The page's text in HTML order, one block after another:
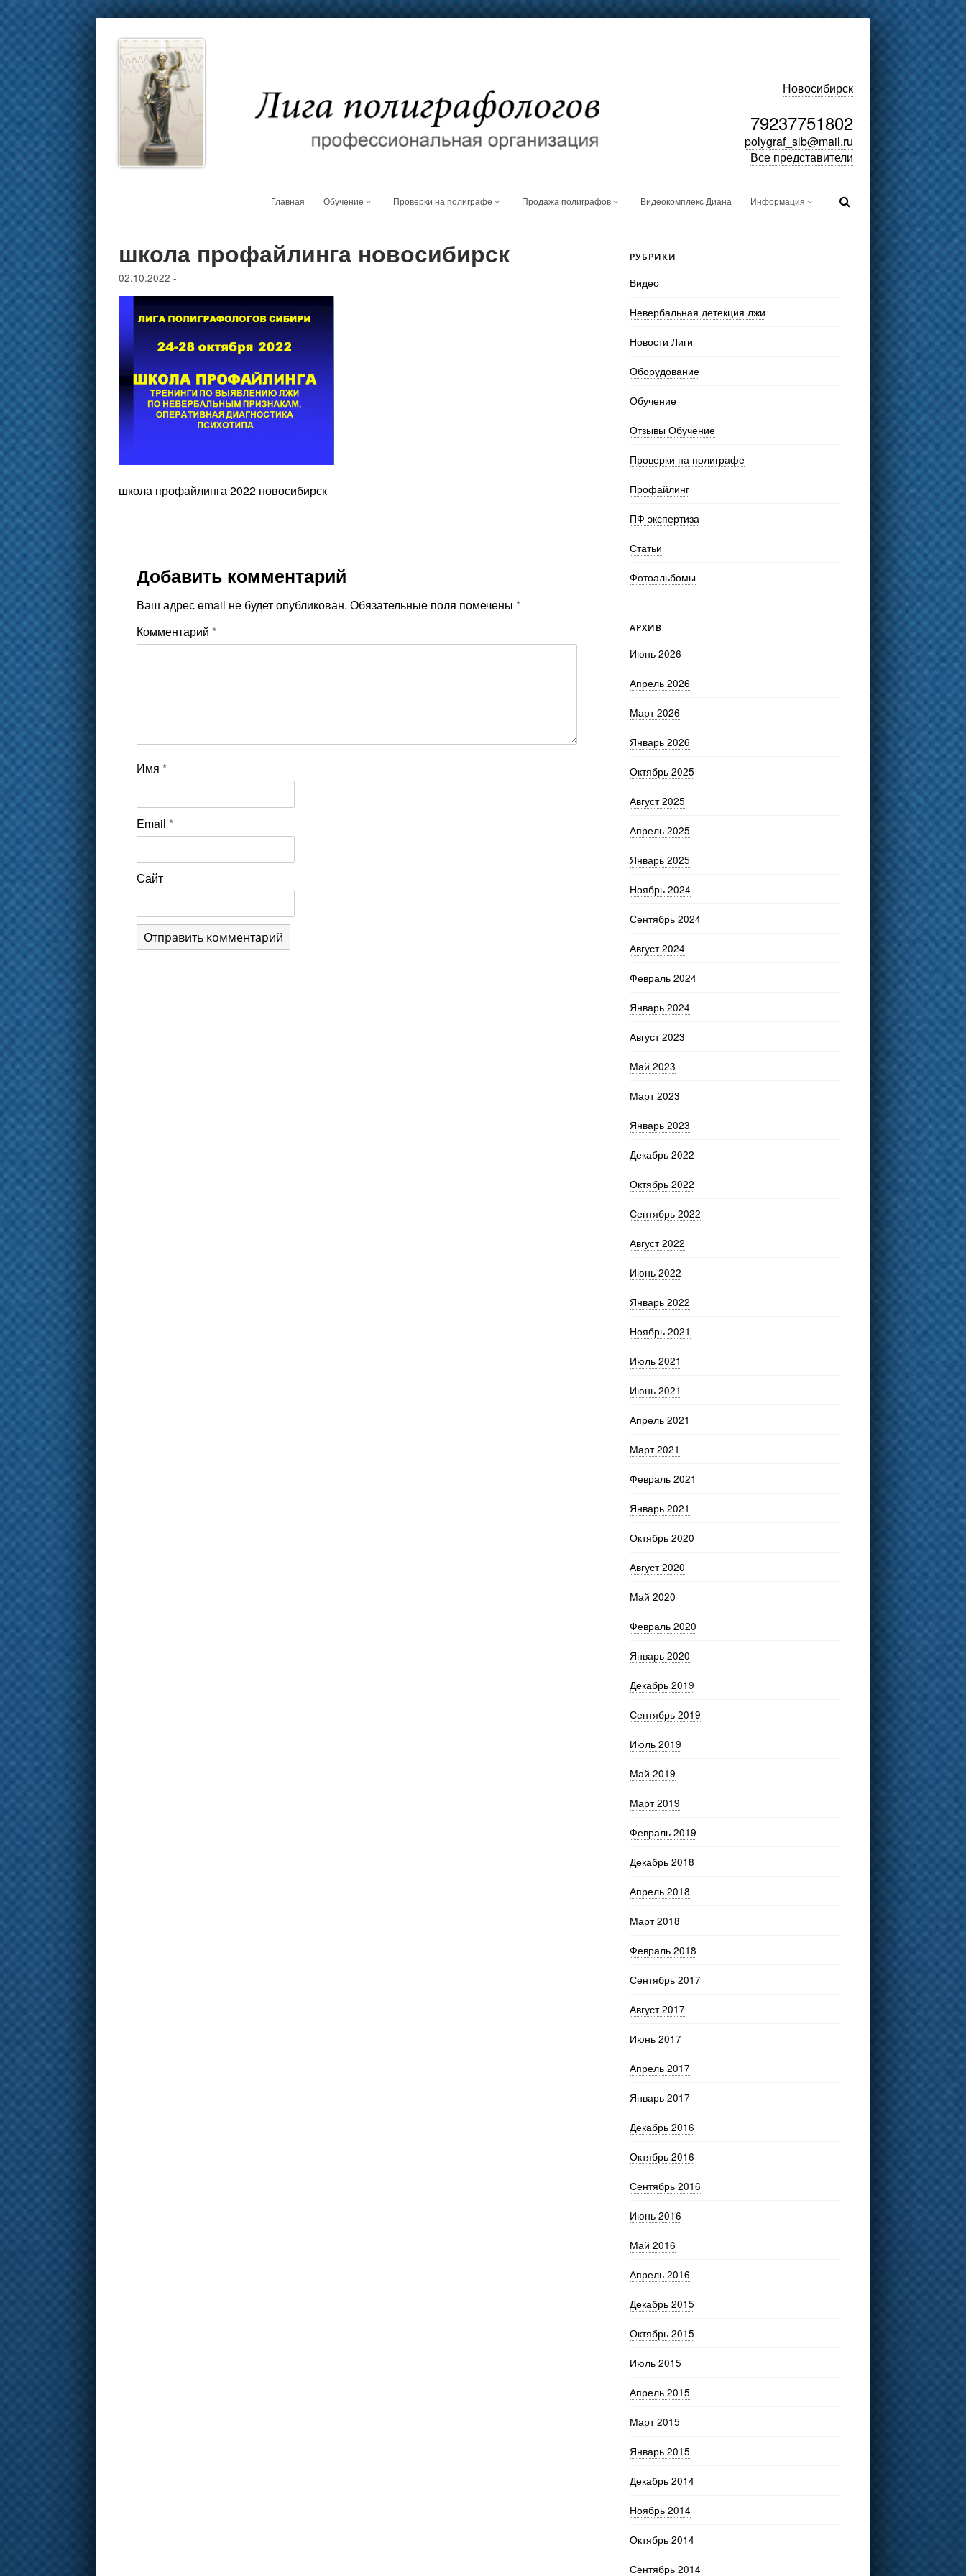
Новосибирск
79237751802
polygraf_sib@mail.ru
Все представители
Главная Обучение Проверки на полиграфе Продажа полиграфов Видеокомплекс Диана Информация
школа профайлинга новосибирск
02.10.2022 -
школа профайлинга 2022 новосибирск
Добавить комментарий
Ваш адрес email не будет опубликован. Обязательные поля помечены *
Комментарий *
Имя *
Email *
Сайт
РУБРИКИ
Видео
Невербальная детекция лжи
Новости Лиги
Оборудование
Обучение
Отзывы Обучение
Проверки на полиграфе
Профайлинг
ПФ экспертиза
Статьи
Фотоальбомы
АРХИВ
Июнь 2026
Апрель 2026
Март 2026
Январь 2026
Октябрь 2025
Август 2025
Апрель 2025
Январь 2025
Ноябрь 2024
Сентябрь 2024
Август 2024
Февраль 2024
Январь 2024
Август 2023
Май 2023
Март 2023
Январь 2023
Декабрь 2022
Октябрь 2022
Сентябрь 2022
Август 2022
Июнь 2022
Январь 2022
Ноябрь 2021
Июль 2021
Июнь 2021
Апрель 2021
Март 2021
Февраль 2021
Январь 2021
Октябрь 2020
Август 2020
Май 2020
Февраль 2020
Январь 2020
Декабрь 2019
Сентябрь 2019
Июль 2019
Май 2019
Март 2019
Февраль 2019
Декабрь 2018
Апрель 2018
Март 2018
Февраль 2018
Сентябрь 2017
Август 2017
Июнь 2017
Апрель 2017
Январь 2017
Декабрь 2016
Октябрь 2016
Сентябрь 2016
Июнь 2016
Май 2016
Апрель 2016
Декабрь 2015
Октябрь 2015
Июль 2015
Апрель 2015
Март 2015
Январь 2015
Декабрь 2014
Ноябрь 2014
Октябрь 2014
Сентябрь 2014